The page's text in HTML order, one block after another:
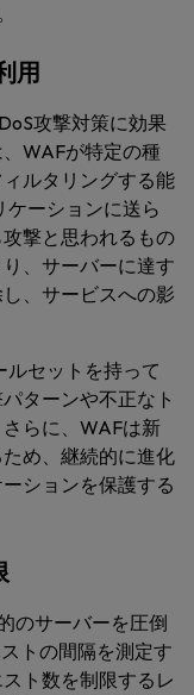
用
攻撃対策に効果
WAFが特定の種
ルタリングする能
ーションに送ら
撃と思われるもの
、サーバーに達す
、サービスへの影
ルセットを持って
ターンや不正なト
らに、WAFは新
め、継続的に進化
ションを保護する
のサーバーを圧倒
トの間隔を測定す
ト数を制限するレ